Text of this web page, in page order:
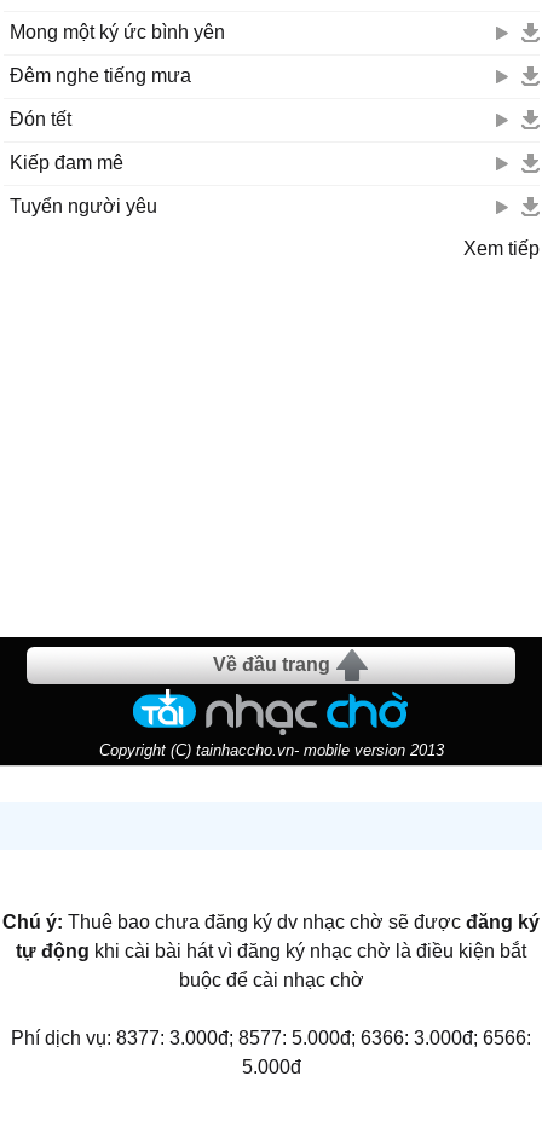
Mong một ký ức bình yên
Đêm nghe tiếng mưa
Đón tết
Kiếp đam mê
Tuyển người yêu
Xem tiếp
Về đầu trang
Copyright (C) tainhaccho.vn- mobile version 2013
Chú ý: Thuê bao chưa đăng ký dv nhạc chờ sẽ được đăng ký
tự động khi cài bài hát vì đăng ký nhạc chờ là điều kiện bắt
buộc để cài nhạc chờ
Phí dịch vụ: 8377: 3.000đ; 8577: 5.000đ; 6366: 3.000đ; 6566:
5.000đ